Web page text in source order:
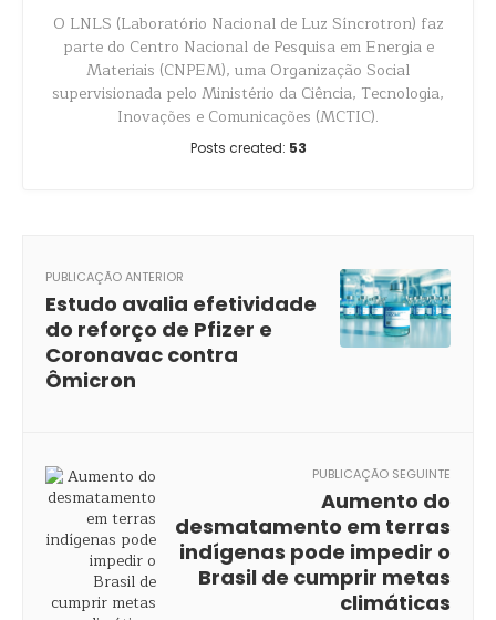
O LNLS (Laboratório Nacional de Luz Síncrotron) faz
parte do Centro Nacional de Pesquisa em Energia e
Materiais (CNPEM), uma Organização Social
supervisionada pelo Ministério da Ciência, Tecnologia,
Inovações e Comunicações (MCTIC).
Posts created: 53
PUBLICAÇÃO ANTERIOR
Estudo avalia efetividade
do reforço de Pfizer e
Coronavac contra
Ômicron
PUBLICAÇÃO SEGUINTE
Aumento do
desmatamento em terras
indígenas pode impedir o
Brasil de cumprir metas
climáticas